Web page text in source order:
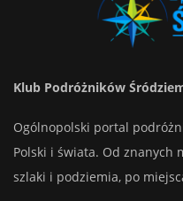
Klub Podróżników
Ogólnopolski portal
Polski i świata. Od znanych
szlaki i podziemia, po